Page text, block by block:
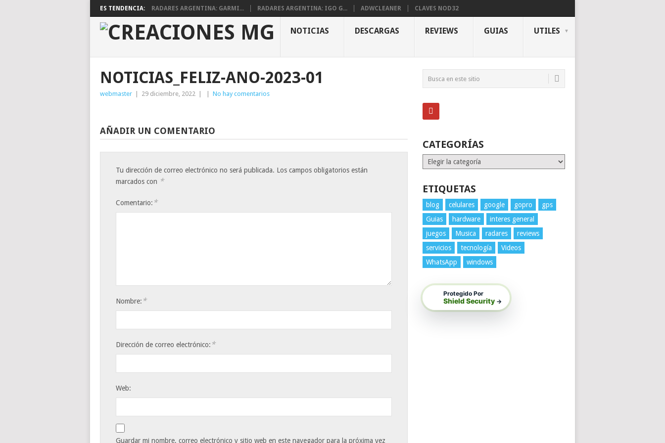
ES TENDENCIA: RADARES ARGENTINA: GARMI... RADARES ARGENTINA: IGO G... ADWCLEANER CLAVES NOD32
NOTICIAS DESCARGAS REVIEWS GUIAS UTILES
NOTICIAS_FELIZ-ANO-2023-01
webmaster 29 diciembre, 2022 No hay comentarios
AÑADIR UN COMENTARIO
Tu dirección de correo electrónico no será publicada. Los campos obligatorios están
marcados con *
Comentario: *
Nombre: *
Dirección de correo electrónico: *
Web:
Guardar mi nombre, correo electrónico y sitio web en este navegador para la próxima vez
CATEGORÍAS
Categorías
ETIQUETAS
blog celulares google gopro
gps
Guias
hardware
interes general
juegos
Musica radares
reviews
servicios
tecnología
Videos
WhatsApp
windows
Protegido Por
Shield Security →